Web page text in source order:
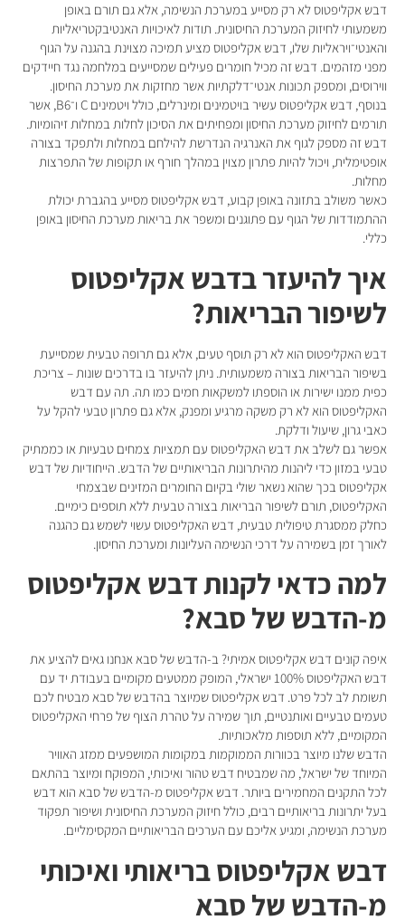
דבש אקליפטוס לא רק מסייע במערכת הנשימה, אלא גם תורם באופן
משמעותי לחיזוק המערכת החיסונית. תודות לאיכויות האנטיבקטריאליות
והאנטי־ויראליות שלו, דבש אקליפטוס מציע תמיכה מצוינת בהגנה על הגוף
מפני מזהמים. דבש זה מכיל חומרים פעילים שמסייעים במלחמה נגד חיידקים
ווירוסים, ומספק תכונות אנטי־דלקתיות אשר מחזקות את מערכת החיסון.
בנוסף, דבש אקליפטוס עשיר בויטמינים ומינרלים, כולל ויטמינים C ו־B6, אשר
תורמים לחיזוק מערכת החיסון ומפחיתים את הסיכון לחלות במחלות זיהומיות.
דבש זה מספק לגוף את האנרגיה הנדרשת להילחם במחלות ולתפקד בצורה
אופטימלית, ויכול להיות פתרון מצוין במהלך חורף או תקופות של התפרצות
מחלות.
כאשר משולב בתזונה באופן קבוע, דבש אקליפטוס מסייע בהגברת יכולת
ההתמודדות של הגוף עם פתוגנים ומשפר את בריאות מערכת החיסון באופן
כללי.
איך להיעזר בדבש אקליפטוס
לשיפור הבריאות?
דבש האקליפטוס הוא לא רק תוסף טעים, אלא גם תרופה טבעית שמסייעת
בשיפור הבריאות בצורה משמעותית. ניתן להיעזר בו בדרכים שונות – צריכת
כפית ממנו ישירות או הוספתו למשקאות חמים כמו תה. תה עם דבש
האקליפטוס הוא לא רק משקה מרגיע ומפנק, אלא גם פתרון טבעי להקל על
כאבי גרון, שיעול ודלקת.
אפשר גם לשלב את דבש האקליפטוס עם תמציות צמחים טבעיות או כממתיק
טבעי במזון כדי ליהנות מהיתרונות הבריאותיים של הדבש. הייחודיות של דבש
אקליפטוס בכך שהוא נשאר שולי בקיום החומרים המזינים שבצמחי
האקליפטוס, תורם לשיפור הבריאות בצורה טבעית ללא תוספים כימיים.
כחלק ממסגרת טיפולית טבעית, דבש האקליפטוס עשוי לשמש גם כהגנה
לאורך זמן בשמירה על דרכי הנשימה העליונות ומערכת החיסון.
למה כדאי לקנות דבש אקליפטוס
מ-הדבש של סבא?
איפה קונים דבש אקליפטוס אמיתי? ב-הדבש של סבא אנחנו גאים להציע את
דבש האקליפטוס 100% ישראלי, המופק ממטעים מקומיים בעבודת יד עם
תשומת לב לכל פרט. דבש אקליפטוס שמיוצר בהדבש של סבא מבטיח לכם
טעמים טבעיים ואותנטיים, תוך שמירה על טהרת הצוף של פרחי האקליפטוס
המקומיים, ללא תוספות מלאכותיות.
הדבש שלנו מיוצר בכוורות הממוקמות במקומות המושפעים ממזג האוויר
המיוחד של ישראל, מה שמבטיח דבש טהור ואיכותי, המפוקח ומיוצר בהתאם
לכל התקנים המחמירים ביותר. דבש אקליפטוס מ-הדבש של סבא הוא דבש
בעל יתרונות בריאותיים רבים, כולל חיזוק המערכת החיסונית ושיפור תפקוד
מערכת הנשימה, ומגיע אליכם עם הערכים הבריאותיים המקסימליים.
דבש אקליפטוס בריאותי ואיכותי
מ-הדבש של סבא